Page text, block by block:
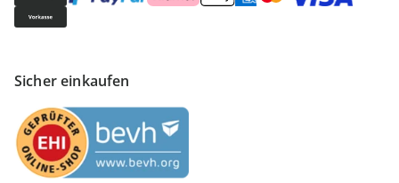
Sicher einkaufen